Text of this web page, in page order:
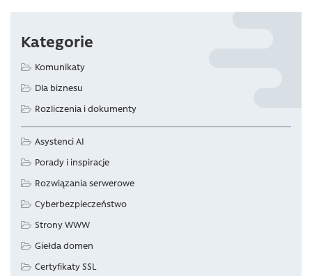
Kategorie
Komunikaty
Dla biznesu
Rozliczenia i dokumenty
Asystenci AI
Porady i inspiracje
Rozwiązania serwerowe
Cyberbezpieczeństwo
Strony WWW
Giełda domen
Certyfikaty SSL